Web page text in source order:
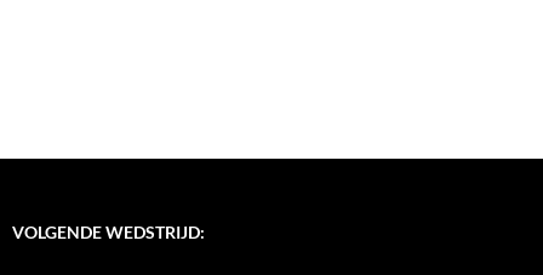
VOLGENDE WEDSTRIJD: